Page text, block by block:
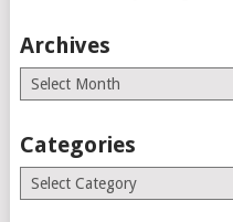
Archives
Archives
Categories
Categories